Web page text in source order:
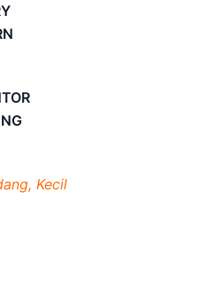
Kecil